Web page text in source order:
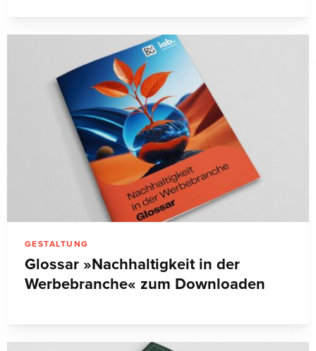
GESTALTUNG
Glossar »Nachhaltigkeit in der
Werbebranche« zum Downloaden